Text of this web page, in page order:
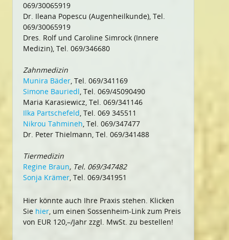
069/30065919
Dr. Ileana Popescu (Augenheilkunde), Tel.
069/30065919
Dres. Rolf und Caroline Simrock (Innere
Medizin), Tel. 069/346680
Zahnmedizin
Munira Bäder, Tel. 069/341169
Simone Bauriedl, Tel. 069/45090490
Maria Karasiewicz, Tel. 069/341146
Ilka Partschefeld, Tel. 069 345511
Nikrou Tahmineh, Tel. 069/347477
Dr. Peter Thielmann, Tel. 069/341488
Tiermedizin
Regine Braun, Tel. 069/347482
Sonja Krämer, Tel. 069/341951
Hier könnte auch Ihre Praxis stehen. Klicken
Sie hier, um einen Sossenheim-Link zum Preis
von EUR 120,–/Jahr zzgl. MwSt. zu bestellen!